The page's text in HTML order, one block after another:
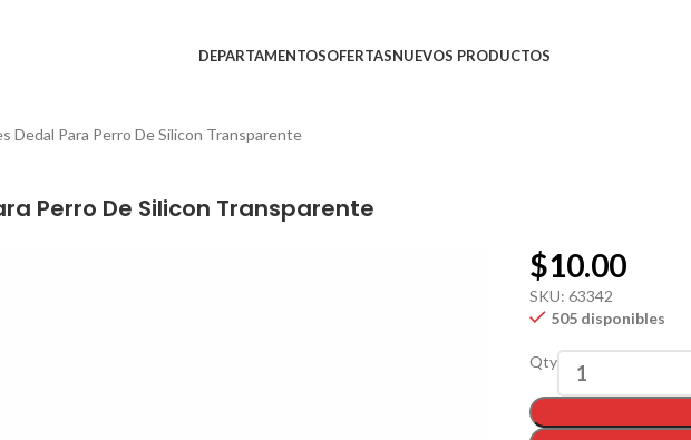
DEPARTAMENTOSOFERTASNUEVOS PRODUCTOS
Dedal Para Perro De Silicon Transparente
Perro De Silicon Transparente
$10.00
SKU:63342
505 disponibles
Qty